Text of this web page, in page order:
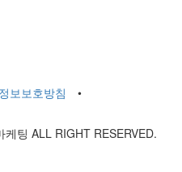
보보호방침
•
팅 ALL RIGHT RESERVED.